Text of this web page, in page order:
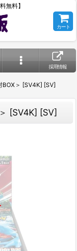
無料】
カート
採用情報
BOX＞ [SV4K] [SV]
[SV4K] [SV]